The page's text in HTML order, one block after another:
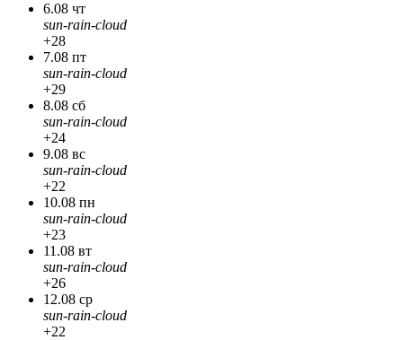
6.08 чт
sun-rain-cloud
+28
7.08 пт
sun-rain-cloud
+29
8.08 сб
sun-rain-cloud
+24
9.08 вс
sun-rain-cloud
+22
10.08 пн
sun-rain-cloud
+23
11.08 вт
sun-rain-cloud
+26
12.08 ср
sun-rain-cloud
+22